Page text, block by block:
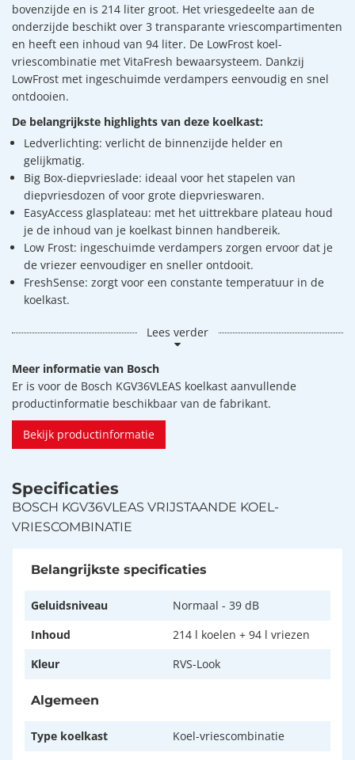
bovenzijde en is 214 liter groot. Het vriesgedeelte aan de
onderzijde beschikt over 3 transparante vriescompartimenten
en heeft een inhoud van 94 liter. De LowFrost koel-
vriescombinatie met VitaFresh bewaarsysteem. Dankzij
LowFrost met ingeschuimde verdampers eenvoudig en snel
ontdooien.
De belangrijkste highlights van deze koelkast:
Ledverlichting: verlicht de binnenzijde helder en
gelijkmatig.
Big Box-diepvrieslade: ideaal voor het stapelen van
diepvriesdozen of voor grote diepvrieswaren.
EasyAccess glasplateau: met het uittrekbare plateau houd
je de inhoud van je koelkast binnen handbereik.
Low Frost: ingeschuimde verdampers zorgen ervoor dat je
de vriezer eenvoudiger en sneller ontdooit.
FreshSense: zorgt voor een constante temperatuur in de
koelkast.
Lees verder
Meer informatie van Bosch
Er is voor de Bosch KGV36VLEAS koelkast aanvullende
productinformatie beschikbaar van de fabrikant.
Bekijk productinformatie
Specificaties
BOSCH KGV36VLEAS VRIJSTAANDE KOEL-
VRIESCOMBINATIE
Belangrijkste specificaties
Geluidsniveau
Normaal - 39 dB
Inhoud
214 l koelen + 94 l vriezen
Kleur
RVS-Look
Algemeen
Type koelkast
Koel-vriescombinatie